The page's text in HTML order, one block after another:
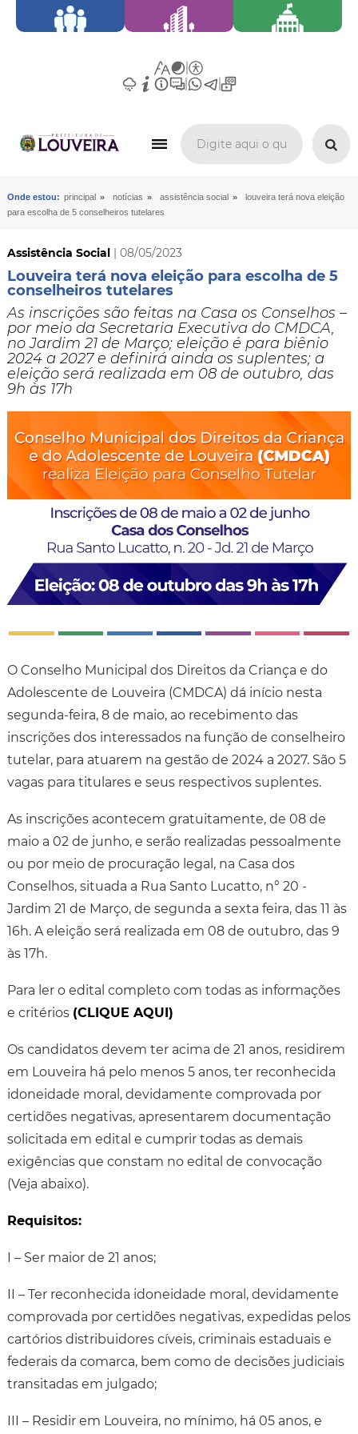
Onde estou: principal » notícias » assistência social »
louveira terá nova eleição
para escolha de 5 conselheiros tutelares
Assistência Social| 08/05/2023
Louveira terá nova eleição para escolha de 5
conselheiros tutelares
As inscrições são feitas na Casa os Conselhos –
por meio da Secretaria Executiva do CMDCA,
no Jardim 21 de Março; eleição é para biênio
2024 a 2027 e definirá ainda os suplentes; a
eleição será realizada em 08 de outubro, das
9h às 17h
O Conselho Municipal dos Direitos da Criança e do
Adolescente de Louveira (CMDCA) dá início nesta
segunda-feira, 8 de maio, ao recebimento das
inscrições dos interessados na função de conselheiro
tutelar, para atuarem na gestão de 2024 a 2027. São 5
vagas para titulares e seus respectivos suplentes.
As inscrições acontecem gratuitamente, de 08 de
maio a 02 de junho, e serão realizadas pessoalmente
ou por meio de procuração legal, na Casa dos
Conselhos, situada a Rua Santo Lucatto, n° 20 -
Jardim 21 de Março, de segunda a sexta feira, das 11 às
16h. A eleição será realizada em 08 de outubro, das 9
às 17h.
Para ler o edital completo com todas as informações
e critérios (CLIQUE AQUI)
Os candidatos devem ter acima de 21 anos, residirem
em Louveira há pelo menos 5 anos, ter reconhecida
idoneidade moral, devidamente comprovada por
certidões negativas, apresentarem documentação
solicitada em edital e cumprir todas as demais
exigências que constam no edital de convocação
(Veja abaixo).
Requisitos:
I – Ser maior de 21 anos;
II – Ter reconhecida idoneidade moral, devidamente
comprovada por certidões negativas, expedidas pelos
cartórios distribuidores cíveis, criminais estaduais e
federais da comarca, bem como de decisões judiciais
transitadas em julgado;
III – Residir em Louveira, no mínimo, há 05 anos, e